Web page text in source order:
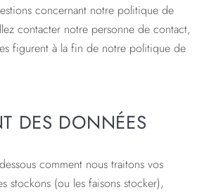
concernant notre politique de
contacter notre personne de contact,
figurent à la fin de notre politique de
DES DONNÉES
comment nous traitons vos
stockons (ou les faisons stocker),